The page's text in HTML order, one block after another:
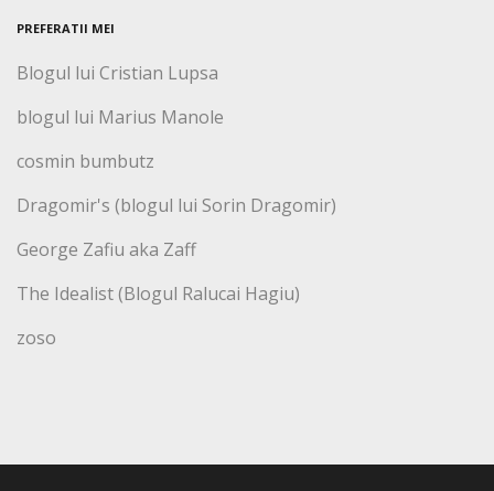
PREFERATII MEI
Blogul lui Cristian Lupsa
blogul lui Marius Manole
cosmin bumbutz
Dragomir's (blogul lui Sorin Dragomir)
George Zafiu aka Zaff
The Idealist (Blogul Ralucai Hagiu)
zoso